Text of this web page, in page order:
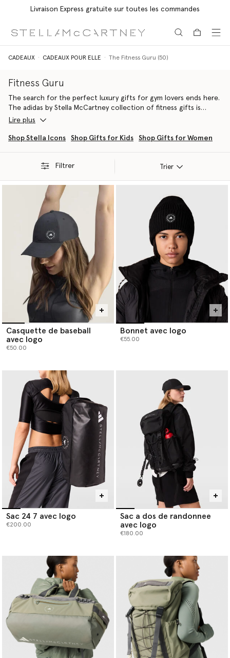
Livraison Express gratuite sur toutes les commandes
CADEAUX CADEAUX POUR ELLE The Fitness Guru (50)
Fitness Guru
The search for the perfect luxury gifts for gym lovers ends here.
The adidas by Stella McCartney collection of fitness gifts is
specially engineered to meet the demands of every workout,
luxury aesthetic. We offer the ultimate gym gifts for her, proving
stuffers, utilises pioneering sustainable materials like recycled
polyester and organic fibres. Every item, including our
or layering pieces is designed as an elevated gym
present for her, fusing adidas engineering expertise with Stella
McCartney's ethical fashion authority.
Explore high-performance activewear built for endurance and
defined by longevity. Give fitness gifts that embody conscious
luxury, supporting her goals while aligning with her commitment
to the planet.
Lire plus
Shop Stella Icons Shop Gifts for Kids Shop Gifts for Women
Filtrer Trier
Casquette de baseball
avec logo
€50.00
Bonnet avec logo
€55.00
Sac 24 7 avec logo
€200.00
Sac a dos de randonnee
avec logo
€180.00